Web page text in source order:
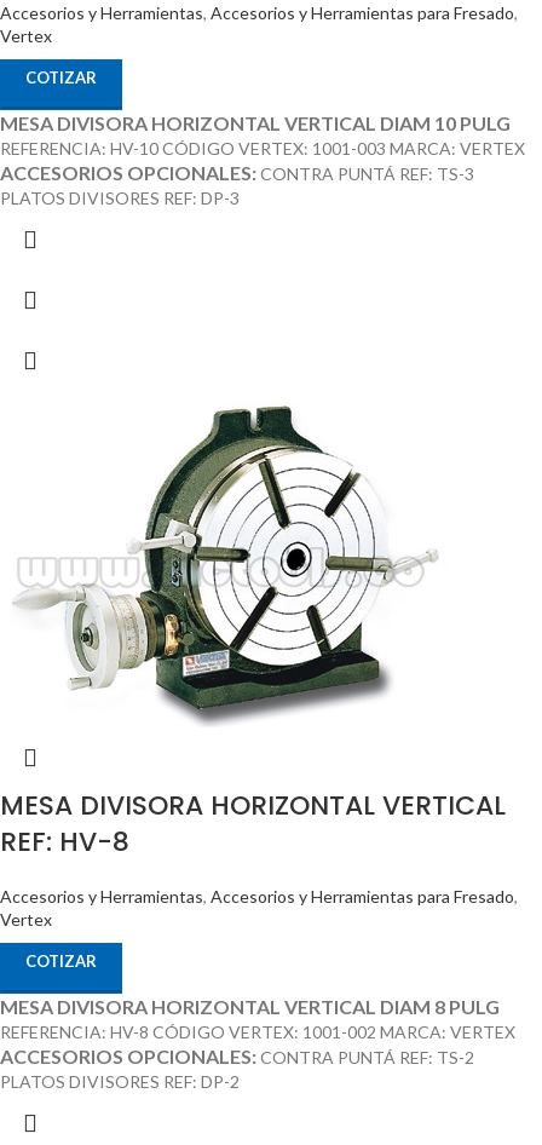
Accesorios y Herramientas, Accesorios y Herramientas para Fresado,
Vertex
COTIZAR
MESA DIVISORA HORIZONTAL VERTICAL DIAM 10 PULG
REFERENCIA: HV-10 CÓDIGO VERTEX: 1001-003 MARCA: VERTEX
ACCESORIOS OPCIONALES:CONTRA PUNTÁ REF: TS-3
PLATOS DIVISORES REF: DP-3
MESA DIVISORA HORIZONTAL VERTICAL
REF: HV-8
Accesorios y Herramientas, Accesorios y Herramientas para Fresado,
Vertex
COTIZAR
MESA DIVISORA HORIZONTAL VERTICAL DIAM 8 PULG
REFERENCIA: HV-8 CÓDIGO VERTEX: 1001-002 MARCA: VERTEX
ACCESORIOS OPCIONALES:CONTRA PUNTÁ REF: TS-2
PLATOS DIVISORES REF: DP-2